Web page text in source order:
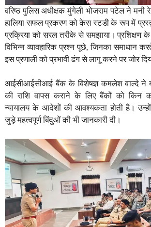
वरिष्ठ पुलिस अधीक्षक मुंगेली भोजराम पटेल ने
हालिया सफल प्रकरण को केस स्टडी के रूप में
प्रक्रिया को सरल तरीके से समझाया। प्रशिक्षण के
विभिन्न व्यावहारिक प्रश्न पूछे, जिनका समाधान
इस प्रणाली को प्रभावी ढंग से लागू करने पर जोर
आईसीआईसीआई बैंक के विशेषज्ञ कमलेश वाल्दे ने
की राशि वापस कराने के लिए बैंकों को किन
न्यायालय के आदेशों की आवश्यकता होती है।
जुड़े महत्वपूर्ण बिंदुओं की भी जानकारी दी।